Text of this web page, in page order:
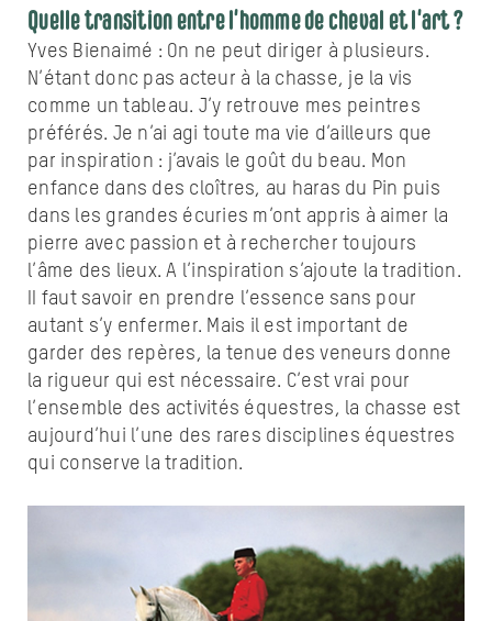
Quelle transition entre l’homme de cheval et l’art ?
Yves Bienaimé : On ne peut diriger à plusieurs.
N’étant donc pas acteur à la chasse, je la vis
comme un tableau. J’y retrouve mes peintres
préférés. Je n’ai agi toute ma vie d’ailleurs que
par inspiration : j’avais le goût du beau. Mon
enfance dans des cloîtres, au haras du Pin puis
dans les grandes écuries m’ont appris à aimer la
pierre avec passion et à rechercher toujours
l’âme des lieux. A l’inspiration s’ajoute la tradition.
II faut savoir en prendre l’essence sans pour
autant s’y enfermer. Mais il est important de
garder des repères, la tenue des veneurs donne
la rigueur qui est nécessaire. C’est vrai pour
l’ensemble des activités équestres, la chasse est
aujourd’hui l’une des rares disciplines équestres
qui conserve la tradition.